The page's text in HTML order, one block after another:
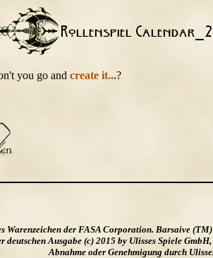
you go and create it...?
Warenzeichen der FASA Corporation. Barsaive
Ausgabe (c) 2015 by Ulisses Spiele
Abnahme oder Genehmigung durch